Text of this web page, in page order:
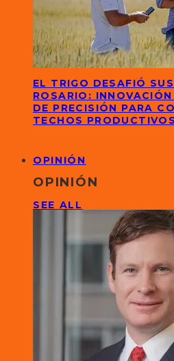
EL TRIGO DESAFIÓ
ROSARIO:
DE PRECISIÓN PARA
TECHOS PRODUCTIVOS
OPINIÓN
OPINIÓN
SEE ALL